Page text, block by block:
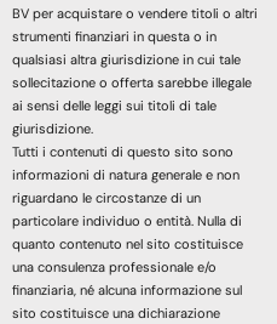
BV per acquistare o vendere titoli o altri
strumenti finanziari in questa o in
qualsiasi altra giurisdizione in cui tale
sollecitazione o offerta sarebbe illegale
ai sensi delle leggi sui titoli di tale
giurisdizione.
Tutti i contenuti di questo sito sono
informazioni di natura generale e non
riguardano le circostanze di un
particolare individuo o entità. Nulla di
quanto contenuto nel sito costituisce
una consulenza professionale e/o
finanziaria, né alcuna informazione sul
sito costituisce una dichiarazione